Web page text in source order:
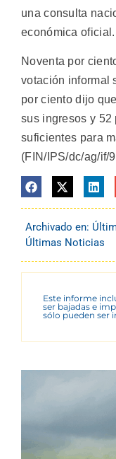
una consulta
económica oficial.
Noventa por
votación informal
por ciento dijo
sus ingresos y 52
suficientes para
(FIN/IPS/dc/ag/if/
Archivado en:
Últimas Noticias
Este informe
ser bajadas e
sólo pueden ser